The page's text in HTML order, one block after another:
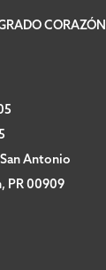
CORAZÓN
Antonio
PR 00909